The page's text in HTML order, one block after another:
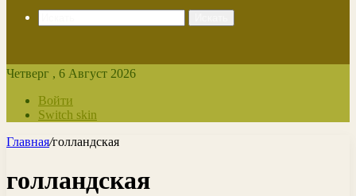
Четверг , 6 Август 2026
Войти
Switch skin
Главная/голландская
голландская